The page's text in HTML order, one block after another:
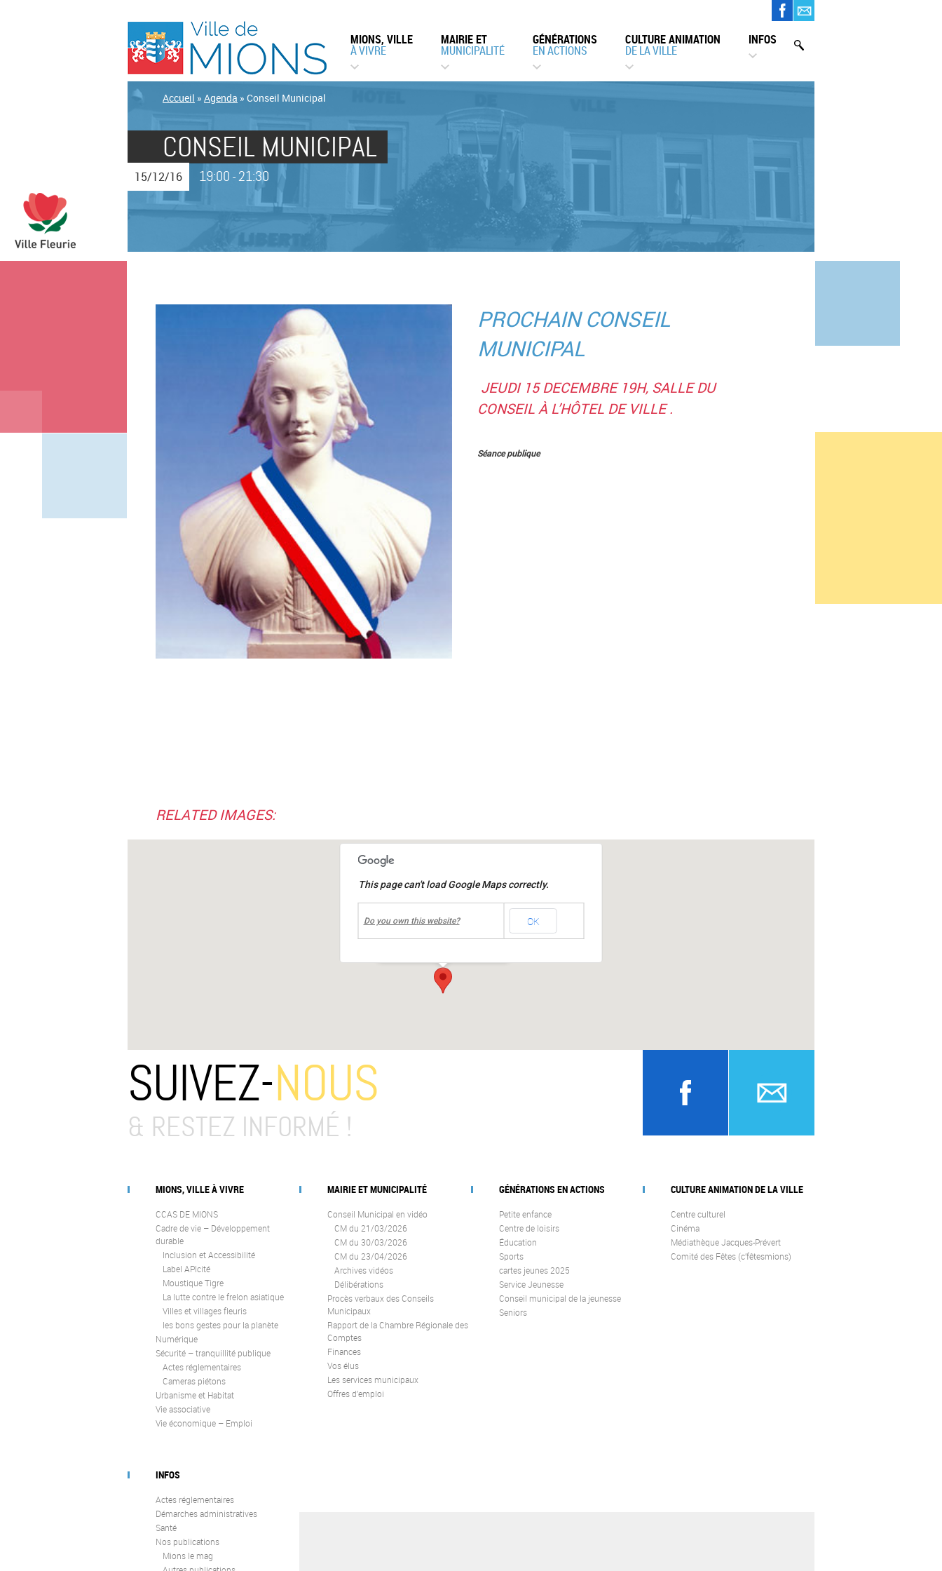
MIONS, VILLE
À VIVRE
MAIRIE ET
MUNICIPALITÉ
GÉNÉRATIONS
EN ACTIONS
CULTURE ANIMATION
DE LA VILLE
INFOS
Accueil » Agenda » Conseil Municipal
CONSEIL MUNICIPAL
15/12/16 19:00 -21:30
PROCHAIN CONSEIL
MUNICIPAL
JEUDI 15 DECEMBRE 19H, SALLE DU
CONSEIL À L’HÔTEL DE VILLE .
Séance publique
RELATED IMAGES:
Mairie de MIONS
MIONS
This page can't load Google Maps correctly.
Do you own this website? OK
SUIVEZ-NOUS
& RESTEZ INFORMÉ !
MIONS, VILLE À VIVRE
CCAS DE MIONS
Cadre de vie – Développement
durable
Inclusion et Accessibilité
Label APIcité
Moustique Tigre
La lutte contre le frelon asiatique
Villes et villages fleuris
les bons gestes pour la planète
Numérique
Sécurité – tranquillité publique
Actes réglementaires
Cameras piétons
Urbanisme et Habitat
Vie associative
Vie économique – Emploi
MAIRIE ET MUNICIPALITÉ
Conseil Municipal en vidéo
CM du 21/03/2026
CM du 30/03/2026
CM du 23/04/2026
Archives vidéos
Délibérations
Procès verbaux des Conseils
Municipaux
Rapport de la Chambre Régionale des
Comptes
Finances
Vos élus
Les services municipaux
Offres d’emploi
GÉNÉRATIONS EN ACTIONS
Petite enfance
Centre de loisirs
Éducation
Sports
cartes jeunes 2025
Service Jeunesse
Conseil municipal de la jeunesse
Seniors
CULTURE ANIMATION DE LA VILLE
Centre culturel
Cinéma
Médiathèque Jacques-Prévert
Comité des Fêtes (c’fêtesmions)
INFOS
Actes réglementaires
Démarches administratives
Santé
Nos publications
Mions le mag